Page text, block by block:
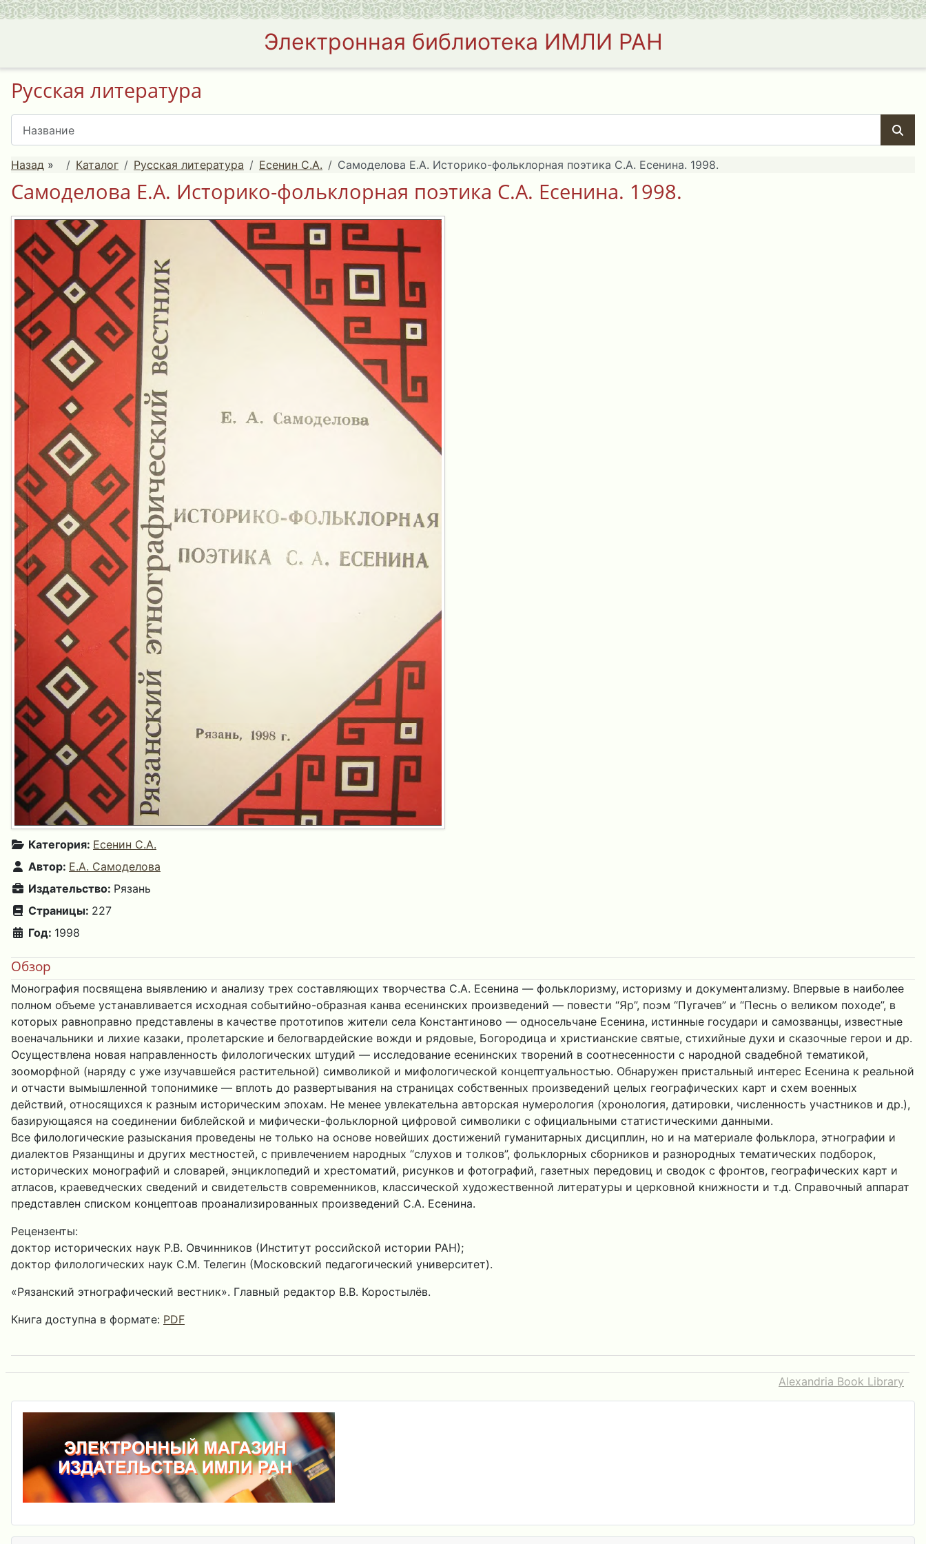
Электронная библиотека ИМЛИ РАН
Русская литература
Назад » Каталог Русская литература Есенин С.А. Самоделова Е.А. Историко-фольклорная поэтика С.А. Есенина. 1998.
Самоделова Е.А. Историко-фольклорная поэтика С.А. Есенина. 1998.
Категория: Есенин С.А.
Автор: Е.А. Самоделова
Издательство: Рязань
Страницы: 227
Год: 1998
Обзор
Монография посвящена выявлению и анализу трех составляющих творчества С.А. Есенина — фольклоризму, историзму и документализму. Впервые в наиболее
полном объеме устанавливается исходная событийно-образная канва есенинских произведений — повести “Яр”, поэм “Пугачев” и “Песнь о великом походе”, в
которых равноправно представлены в качестве прототипов жители села Константиново — односельчане Есенина, истинные государи и самозванцы, известные
военачальники и лихие казаки, пролетарские и белогвардейские вожди и рядовые, Богородица и христианские святые, стихийные духи и сказочные герои и др.
Осуществлена новая направленность филологических штудий — исследование есенинских творений в соотнесенности с народной свадебной тематикой,
зооморфной (наряду с уже изучавшейся растительной) символикой и мифологической концептуальностью. Обнаружен пристальный интерес Есенина к реальной
и отчасти вымышленной топонимике — вплоть до развертывания на страницах собственных произведений целых географических карт и схем военных
действий, относящихся к разным историческим эпохам. Не менее увлекательна авторская нумерология (хронология, датировки, численность участников и др.),
базирующаяся на соединении библейской и мифически-фольклорной цифровой символики с официальными статистическими данными.
Все филологические разыскания проведены не только на основе новейших достижений гуманитарных дисциплин, но и на материале фольклора, этнографии и
диалектов Рязанщины и других местностей, с привлечением народных “слухов и толков”, фольклорных сборников и разнородных тематических подборок,
исторических монографий и словарей, энциклопедий и хрестоматий, рисунков и фотографий, газетных передовиц и сводок с фронтов, географических карт и
атласов, краеведческих сведений и свидетельств современников, классической художественной литературы и церковной книжности и т.д. Справочный аппарат
представлен списком концептоав проанализированных произведений С.А. Есенина.
Рецензенты:
доктор исторических наук Р.В. Овчинников (Институт российской истории РАН);
доктор филологических наук С.М. Телегин (Московский педагогический университет).
«Рязанский этнографический вестник». Главный редактор В.В. Коростылёв.
Книга доступна в формате: PDF
Alexandria Book Library